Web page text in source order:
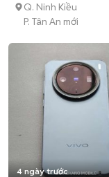
Q. Ninh Kiều
P. Tân An mới
4 ngày trước